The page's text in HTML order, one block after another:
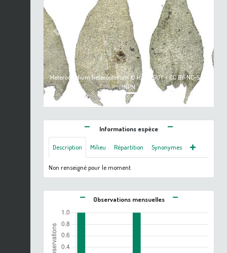
Heterocladium heteropterum © H. TINGUY - CC BY-NC-SA -
INPN
Previous Next
Informations espèce
Description Milieu Répartition Synonymes
Non renseigné pour le moment
Observations mensuelles